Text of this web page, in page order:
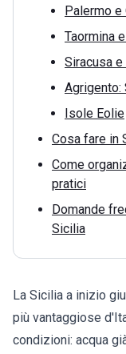
Palermo e
Taormina
Siracusa
Agrigento:
Isole Eolie
Cosa fare in
Come
pratici
Domande
Sicilia
La Sicilia a inizio
più vantaggiose
condizioni: acqua